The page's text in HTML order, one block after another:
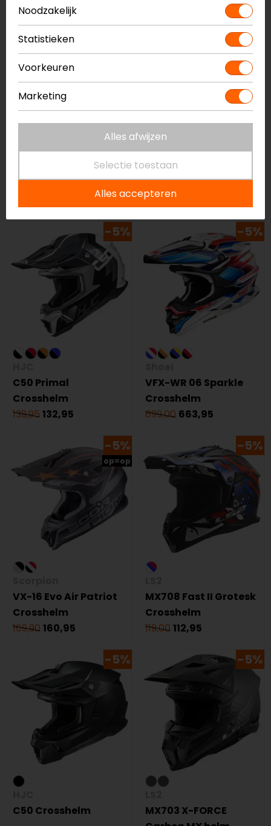
Just1
J12 Solid Crosshelm
Alpinestars
Supertech S-M10
Crosshelm
699,95
-5%
C50 Primal
Crosshelm
139,95 132,95
-5%
VFX-WR 06 Sparkle
Crosshelm
699,00 663,95
-5%
op=op
VX-16 Evo Air Patriot
Crosshelm
169,90 160,95
-5%
MX708 Fast II Grotesk
Crosshelm
119,00112,95
-5%
C50 Crosshelm
-5%
MX703 X-FORCE
Noodzakelijk
Statistieken
Voorkeuren
Marketing
Alles afwijzen
Selectie toestaan
Alles accepteren